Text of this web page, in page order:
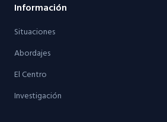
Información
Situaciones
Abordajes
El Centro
Investigación